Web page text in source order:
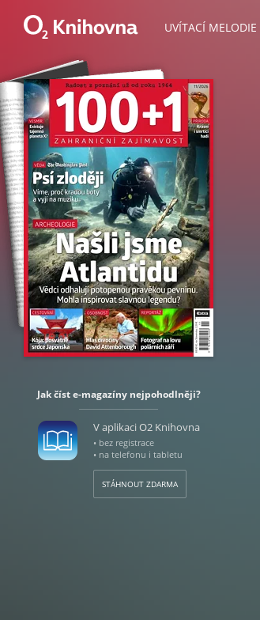
UVÍTACÍ MELODIE
Jak číst e-magazíny nejpohodlněji?
V aplikaci O2 Knihovna
• bez registrace
• na telefonu i tabletu
STÁHNOUT ZDARMA